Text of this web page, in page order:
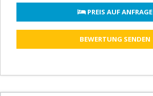
PREIS AUF ANFRAGE
BEWERTUNG SENDEN